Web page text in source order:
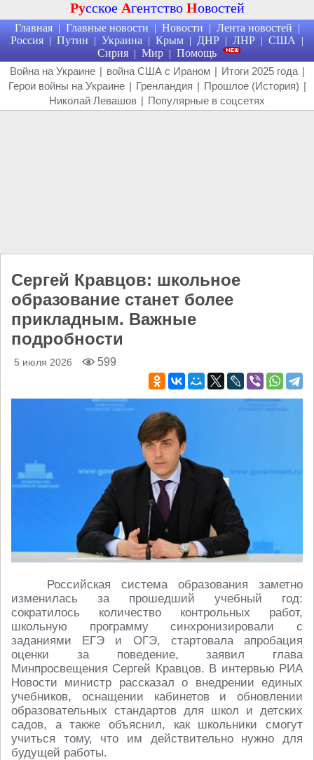
Русское Агентство Новостей
Главная | Главные новости | Новости | Лента новостей |
Россия | Путин | Украина | Крым | ДНР | ЛНР | США |
Сирия | Мир | Помощь
Война на Украине | война США с Ираном | Итоги 2025 года |
Герои войны на Украине | Гренландия | Прошлое (История) |
Николай Левашов | Популярные в соцсетях
Сергей Кравцов: школьное
образование станет более
прикладным. Важные
подробности
5 июля 2026 599
Российская система образования заметно
изменилась за прошедший учебный год:
сократилось количество контрольных работ,
школьную программу синхронизировали с
заданиями ЕГЭ и ОГЭ, стартовала апробация
оценки за поведение, заявил глава
Минпросвещения Сергей Кравцов. В интервью РИА
Новости министр рассказал о внедрении единых
учебников, оснащении кабинетов и обновлении
образовательных стандартов для школ и детских
садов, а также объяснил, как школьники смогут
учиться тому, что им действительно нужно для
будущей работы.